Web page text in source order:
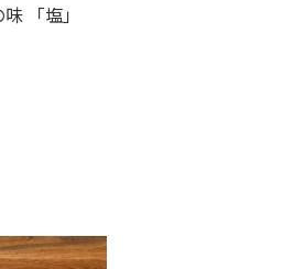
「塩」